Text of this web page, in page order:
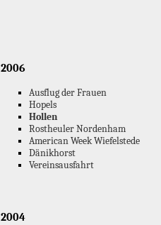
2006
Ausflug der Frauen
Hopels
Hollen
Rostheuler Nordenham
American Week Wiefelstede
Dänikhorst
Vereinsausfahrt
2004